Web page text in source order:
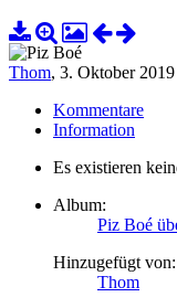
Thom, 3. Oktober 2019
Kommentare
Information
Es existieren
Album:
Piz Boé
Hinzugefügt von:
Thom